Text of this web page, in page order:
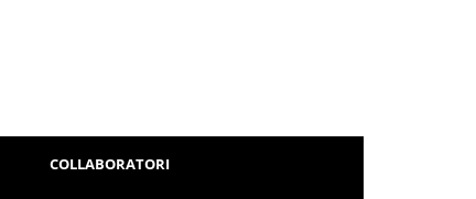
COLLABORATORI